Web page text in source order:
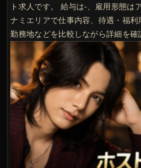
ト求人です。 給与は-、雇用形態は
ナミエリアで仕事内容、待遇・福利
勤務地などを比較しながら詳細を確